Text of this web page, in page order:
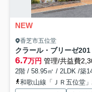
NEW
香芝市五位堂
クラール・ブリーゼ201
6.7万円 管理/共益費
2階 / 58.95㎡ / 2LDK /築
和歌山線「ＪＲ五位堂